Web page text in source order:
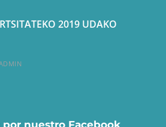
2019 UDAKO
nuestro Facebook